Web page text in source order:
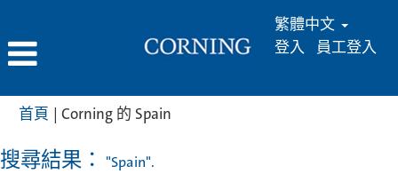
繁體中文
登入
員工登入
首頁 | Corning 的 Spain
搜尋結果： "Spain".